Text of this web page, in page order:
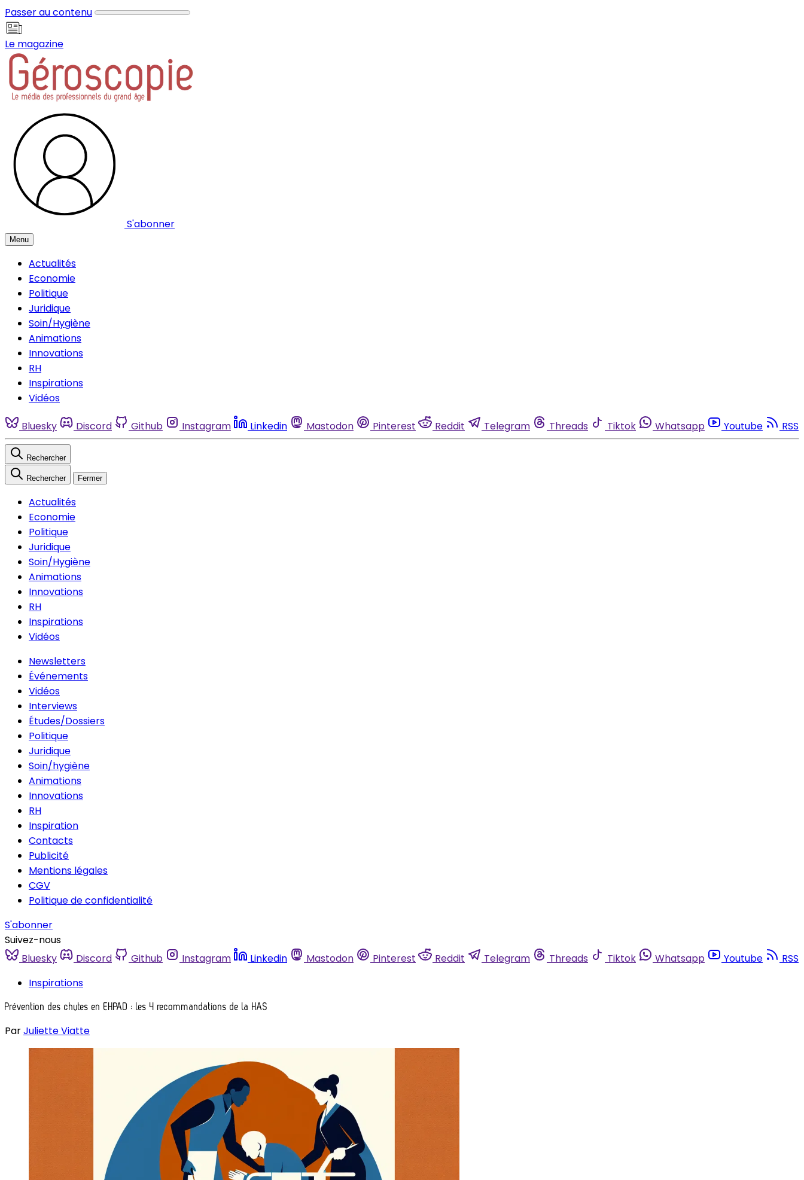
Passer au contenu
Le magazine
S'abonner
Menu
Actualités
Economie
Politique
Juridique
Soin/Hygiène
Animations
Innovations
RH
Inspirations
Vidéos
Bluesky Discord Github Instagram Linkedin Mastodon Pinterest Reddit Telegram Threads Tiktok Whatsapp Youtube RSS
Rechercher
Rechercher Fermer
Actualités
Economie
Politique
Juridique
Soin/Hygiène
Animations
Innovations
RH
Inspirations
Vidéos
Newsletters
Événements
Vidéos
Interviews
Études/Dossiers
Politique
Juridique
Soin/hygiène
Animations
Innovations
RH
Inspiration
Contacts
Publicité
Mentions légales
CGV
Politique de confidentialité
S'abonner
Suivez-nous
Bluesky
Discord Github Instagram Linkedin Mastodon Pinterest Reddit Telegram Threads Tiktok Whatsapp Youtube
RSS
Inspirations
Prévention des chutes en EHPAD : les 4 recommandations de la HAS
ParJuliette Viatte
Panneau de gestion des cookies